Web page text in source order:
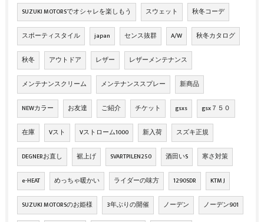
SUZUKI MOTORSでオシャレを楽しもう スウェット 秋冬コーデ
スポーティスタイル japan センス抜群 A/W 秋冬カタログ
秋冬 アウトドア レザー レザーメンテナンス
メンテナンスクリーム メンテナンススプレー 新商品
NEWカラー お友達 ご紹介 チケット gsxs gsx７５０
在庫 Vスト Vストローム1000 新入荷 スズキ正規
DEGNERお直し 裾上げ SVARTPILEN250 酒田いS 寒さ対策
e-HEAT めっちゃ暖かい ライダーの味方 1290SDR KTM J
SUZUKI MOTORSのお姫様 3年ぶりの開催 ノーデン ノーデン901